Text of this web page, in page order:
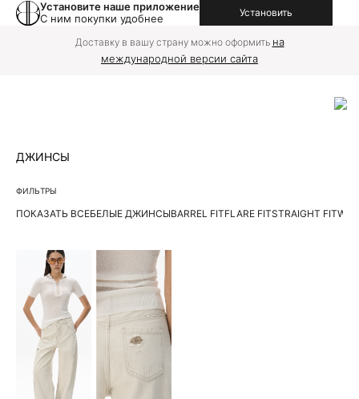
Установите наше приложение
С ним покупки удобнее
Установить
Доставку в вашу страну можно оформить на
международной версии сайта
ДЖИНСЫ
ФИЛЬТРЫ
ПОКАЗАТЬ ВСЕБЕЛЫЕ ДЖИНСЫBARREL FITFLARE FITSTRAIGHT FIT